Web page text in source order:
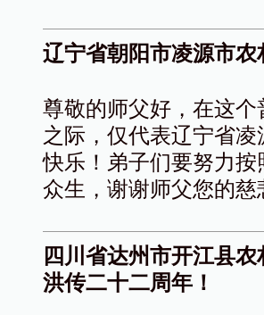
辽宁省朝阳市凌源市
尊敬的师父好，在这
之际，仅代表辽宁省
快乐！弟子们要努力
众生，谢谢师父您的慈
四川省达州市开江县
洪传二十二周年！